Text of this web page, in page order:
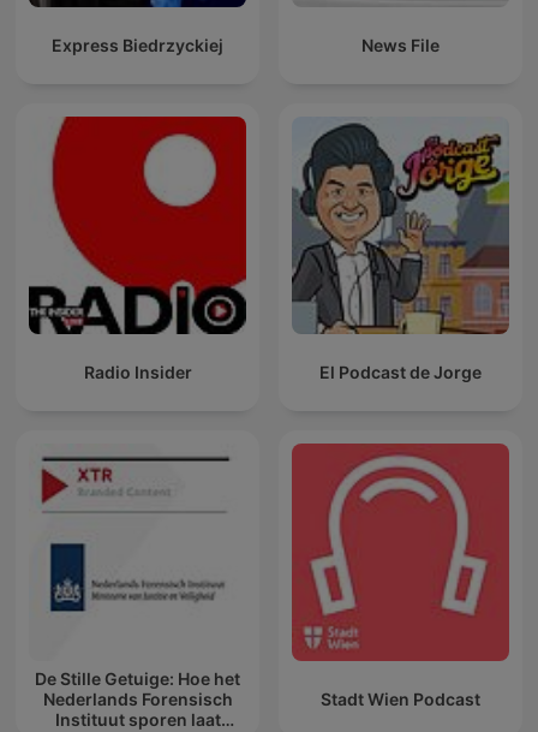
Express Biedrzyckiej News File
Radio Insider El Podcast de Jorge
De Stille Getuige: Hoe het
Nederlands Forensisch
Instituut sporen laat
Stadt Wien Podcast